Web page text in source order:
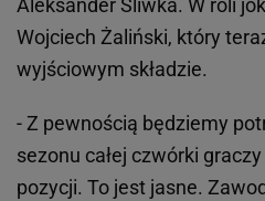
Aleksander Śliwka. W roli
Wojciech Żaliński, który
wyjściowym składzie.
- Z pewnością będziemy
sezonu całej czwórki
pozycji. To jest jasne.